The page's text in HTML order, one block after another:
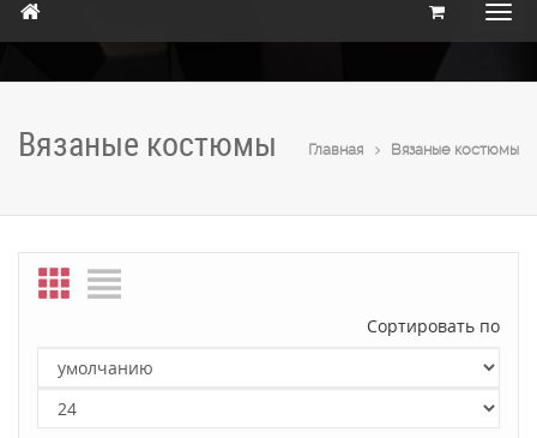
Вязаные костюмы Главная Вязаные костюмы
Сортировать по